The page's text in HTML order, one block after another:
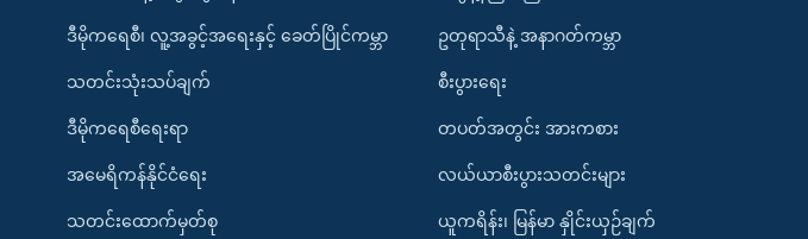
ဒီမိုကရေစီ၊ လူ့အခွင့်အရေးနှင့် ခေတ်ပြိုင်ကမ္ဘာ
သတင်းသုံးသပ်ချက်
ဒီမိုကရေစီရေးရာ
အမေရိကန်နိုင်ငံရေး
သတင်းထောက်မှတ်စု
ဥတုရာသီနဲ့ အနာဂတ်ကမ္ဘာ
စီးပွားရေး
တပတ်အတွင်း အားကစား
လယ်ယာစီးပွားသတင်းများ
ယူကရိန်း၊ မြန်မာ နှိုင်းယှဉ်ချက်